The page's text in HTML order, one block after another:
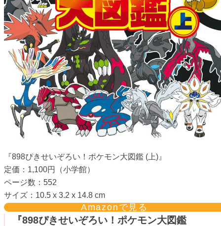
『898ぴきせいぞろい！ポケモン大図鑑 (上)』
定価：1,100円（小学館）
ページ数：552
サイズ：10.5 x 3.2 x 14.8 cm
Amazonで見る
『898ぴきせいぞろい！ポケモン大図鑑